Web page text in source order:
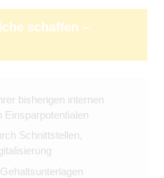
schaffen –
bisherigen internen
Einsparpotentialen
Schnittstellen,